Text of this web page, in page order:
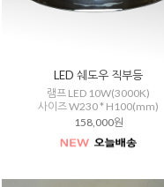
LED 쉐도우 직부등
램프 LED 10W(3000K)
사이즈 W230 * H100(mm)
158,000원